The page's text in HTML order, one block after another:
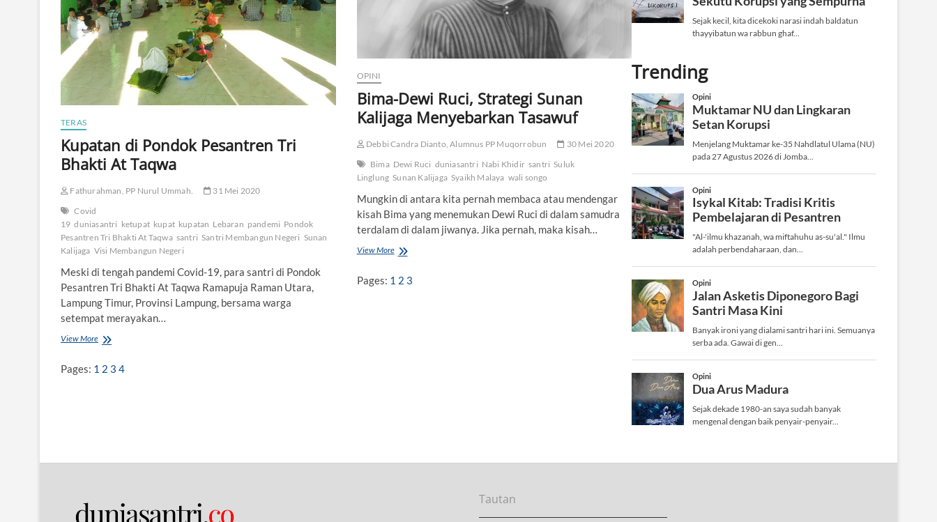
W
a
l
l
o
”
d
r
a
h
L
a
n
n
a
TERAS
Kupatan di Pondok Pesantren Tri
Bhakti At Taqwa
Fathurahman, PP Nurul Ummah.
31 Mei 2020
Covid
19 duniasantri ketupat kupat kupatan Lebaran pandemi Pondok
Pesantren Tri Bhakti At Taqwa santri Santri Membangun Negeri Sunan
Kalijaga Visi Membangun Negeri
Meski di tengah pandemi Covid-19, para santri di Pondok
Pesantren Tri Bhakti At Taqwa Ramapuja Raman Utara,
Lampung Timur, Provinsi Lampung, bersama warga
setempat merayakan…
View More K
a
o
k
Pages: 1 2 3 4
OPINI
Bima-Dewi Ruci, Strategi Sunan
Kalijaga Menyebarkan Tasawuf
Debbi Candra Dianto, Alumnus PP Muqorrobun
30 Mei 2020
Bima Dewi Ruci duniasantri Nabi Khidir santri Suluk
Linglung Sunan Kalijaga Syaikh Malaya wali songo
Mungkin di antara kita pernah membaca atau mendengar
kisah Bima yang menemukan Dewi Ruci di dalam samudra
terdalam di dalam jiwanya. Jika pernah, maka kisah…
View MoreB
m
a
a
Pages: 1 2 3
Trending
Tautan